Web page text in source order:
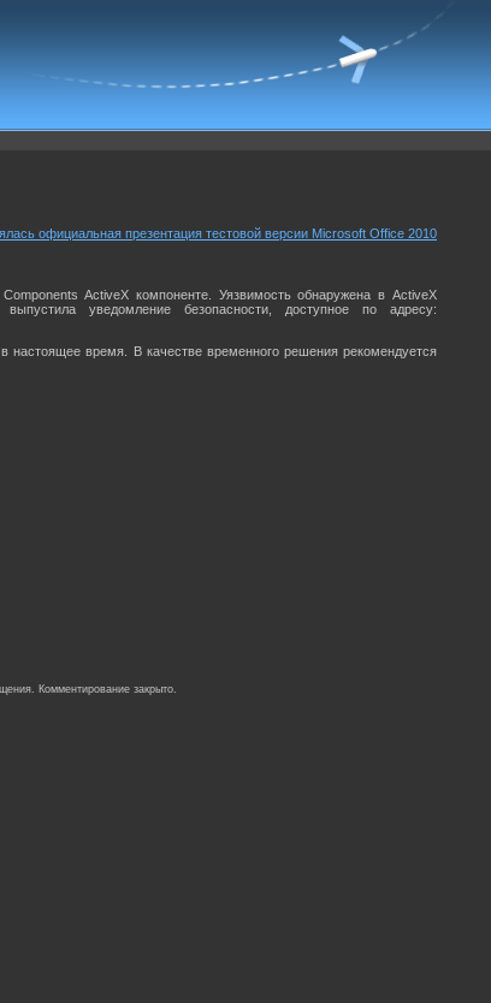
официальная презентация тестовой версии Microsoft Office 2010
ActiveX компоненте. Уязвимость обнаружена в ActiveX
уведомление безопасности, доступное по адресу:
настоящее время. В качестве временного решения рекомендуется
Комментирование закрыто.